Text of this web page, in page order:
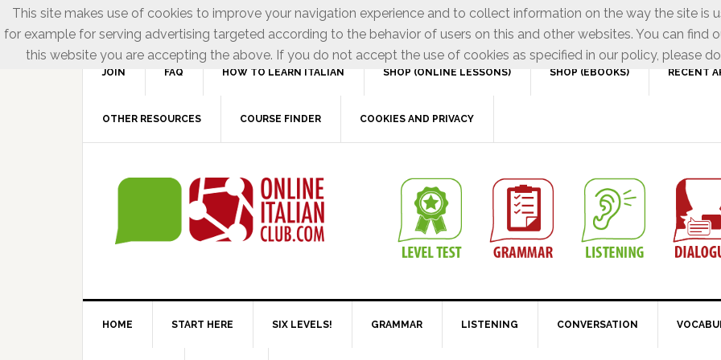
JOIN FAQ HOW TO LEARN ITALIAN SHOP (ONLINE LESSONS) SHOP (EBOOKS) RECENT
OTHER RESOURCES COURSE FINDER COOKIES AND PRIVACY
HOME START HERE SIX LEVELS! GRAMMAR LISTENING CONVERSATION
This site makes use of cookies to improve your navigation experience and to collect information on the way the site is
for example for serving advertising targeted according to the behavior of users on this and other websites. You can find
this website you are accepting the above. If you do not accept the use of cookies as specified in our policy, please